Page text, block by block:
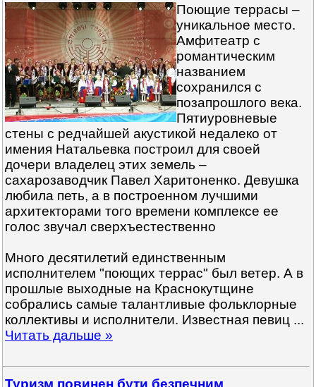
Поющие террасы –
уникальное место.
Амфитеатр с
романтическим
названием
сохранился с
позапрошлого века.
Пятиуровневые
стены с редчайшей акустикой недалеко от
имения Натальевка построил для своей
дочери владелец этих земель –
сахарозаводчик Павел Харитоненко. Девушка
любила петь, а в построенном лучшими
архитекторами того времени комплексе ее
голос звучал сверхъестественно
Много десятилетий единственным
исполнителем "поющих террас" был ветер. А в
прошлые выходные на Краснокутщине
собрались самые талантливые фольклорные
коллективы и исполнители. Известная певиц ...
Читать дальше »
Туризм повинен бути безпечним